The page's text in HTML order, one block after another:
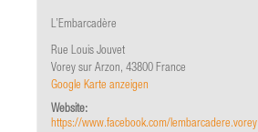
L’Embarcadère
Rue Louis Jouvet
Vorey sur Arzon, 43800 France
Google Karte anzeigen
Website:
https://www.facebook.com/lembarcadere.vorey